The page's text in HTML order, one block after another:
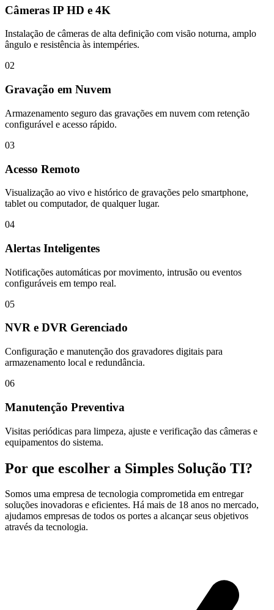
Câmeras IP HD e 4K
Instalação de câmeras de alta definição com visão noturna, amplo
ângulo e resistência às intempéries.
02
Gravação em Nuvem
Armazenamento seguro das gravações em nuvem com retenção
configurável e acesso rápido.
03
Acesso Remoto
Visualização ao vivo e histórico de gravações pelo smartphone,
tablet ou computador, de qualquer lugar.
04
Alertas Inteligentes
Notificações automáticas por movimento, intrusão ou eventos
configuráveis em tempo real.
05
NVR e DVR Gerenciado
Configuração e manutenção dos gravadores digitais para
armazenamento local e redundância.
06
Manutenção Preventiva
Visitas periódicas para limpeza, ajuste e verificação das câmeras e
equipamentos do sistema.
Por que escolher a Simples Solução TI?
Somos uma empresa de tecnologia comprometida em entregar
soluções inovadoras e eficientes. Há mais de 18 anos no mercado,
ajudamos empresas de todos os portes a alcançar seus objetivos
através da tecnologia.